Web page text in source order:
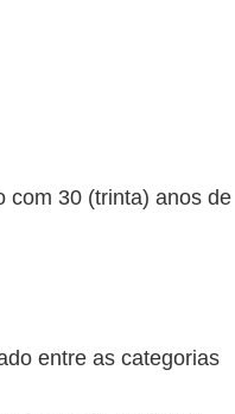
com 30 (trinta) anos de
entre as categorias